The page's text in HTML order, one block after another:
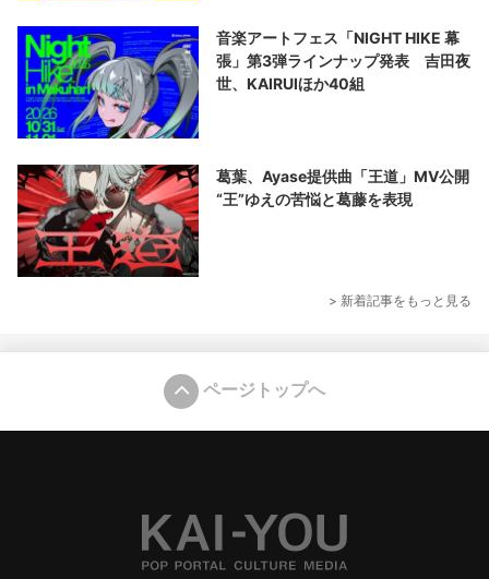
音楽アートフェス「NIGHT HIKE 幕
張」第3弾ラインナップ発表 吉田夜
世、KAIRUIほか40組
葛葉、Ayase提供曲「王道」MV公開
“王”ゆえの苦悩と葛藤を表現
> 新着記事をもっと見る
ページトップへ